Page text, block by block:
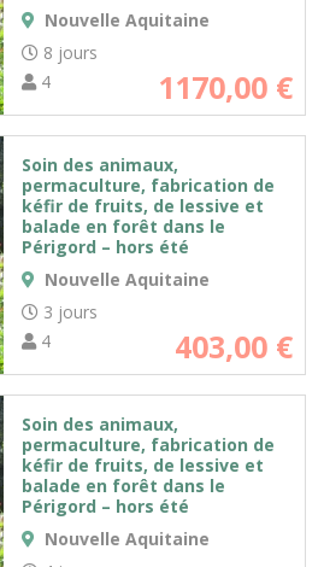
Nouvelle Aquitaine
8 jours
4
1170,00 €
Soin des animaux,
permaculture, fabrication de
kéfir de fruits, de lessive et
balade en forêt dans le
Périgord – hors été
Nouvelle Aquitaine
3 jours
4
403,00 €
Soin des animaux,
permaculture, fabrication de
kéfir de fruits, de lessive et
balade en forêt dans le
Périgord – hors été
Nouvelle Aquitaine